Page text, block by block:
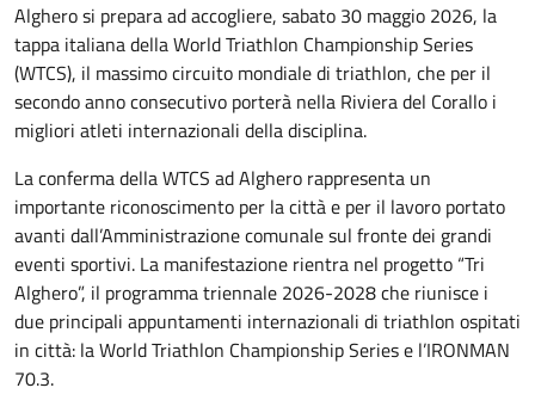
Alghero si prepara ad accogliere, sabato 30 maggio 2026, la
tappa italiana della World Triathlon Championship Series
(WTCS), il massimo circuito mondiale di triathlon, che per il
secondo anno consecutivo porterà nella Riviera del Corallo i
migliori atleti internazionali della disciplina.
La conferma della WTCS ad Alghero rappresenta un
importante riconoscimento per la città e per il lavoro portato
avanti dall’Amministrazione comunale sul fronte dei grandi
eventi sportivi. La manifestazione rientra nel progetto “Tri
Alghero”, il programma triennale 2026-2028 che riunisce i
due principali appuntamenti internazionali di triathlon ospitati
in città: la World Triathlon Championship Series e l’IRONMAN
70.3.